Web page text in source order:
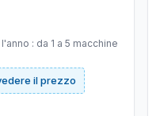
: da 1 a 5 macchine
il prezzo